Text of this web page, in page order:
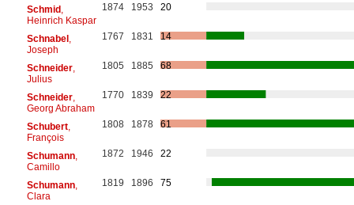
Schmid,
Heinrich Kaspar
1874 1953 20
Schnabel,
Joseph
1767 1831 14
Schneider,
Julius
1805 1885 68
Schneider,
Georg Abraham
1770 1839 22
Schubert,
François
1808 1878 61
Schumann,
Camillo
1872 1946 22
Schumann,
Clara
1819 1896 75